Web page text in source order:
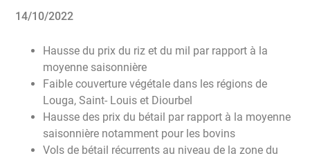
14/10/2022
Hausse du prix du riz et du mil par rapport à la
moyenne saisonnière
Faible couverture végétale dans les régions de
Louga, Saint- Louis et Diourbel
Hausse des prix du bétail par rapport à la moyenne
saisonnière notamment pour les bovins
Vols de bétail récurrents au niveau de la zone du